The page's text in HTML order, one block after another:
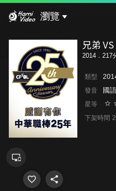
瀏覽
兄弟
2014．217
類型
發音 國語
星等
下架時間